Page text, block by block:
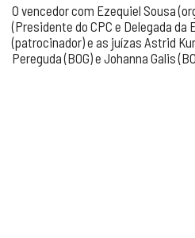
O vencedor com Ezequiel Sousa
(Presidente do CPC e Delegada da
(patrocinador) e as juízas Astrid
Pereguda (BOG) e Johanna Galis